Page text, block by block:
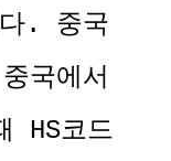
. 중국
국에서
HS코드